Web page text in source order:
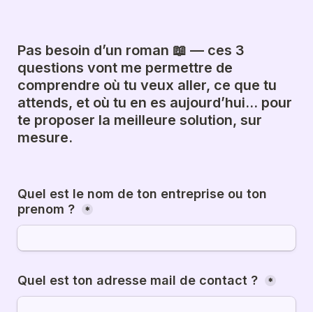
Pas besoin d’un roman 📖 — ces 3
questions vont me permettre de
comprendre où tu veux aller, ce que tu
attends, et où tu en es aujourd’hui… pour
te proposer la meilleure solution, sur
mesure.
Quel est le nom de ton entreprise ou ton
prenom ?
*
Quel est ton adresse mail de contact ? *